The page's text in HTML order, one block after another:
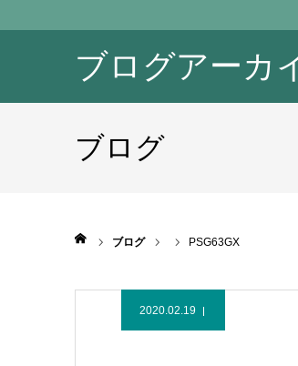
ブログアーカ
ブログ
ブログ PSG63GX
2020.02.19